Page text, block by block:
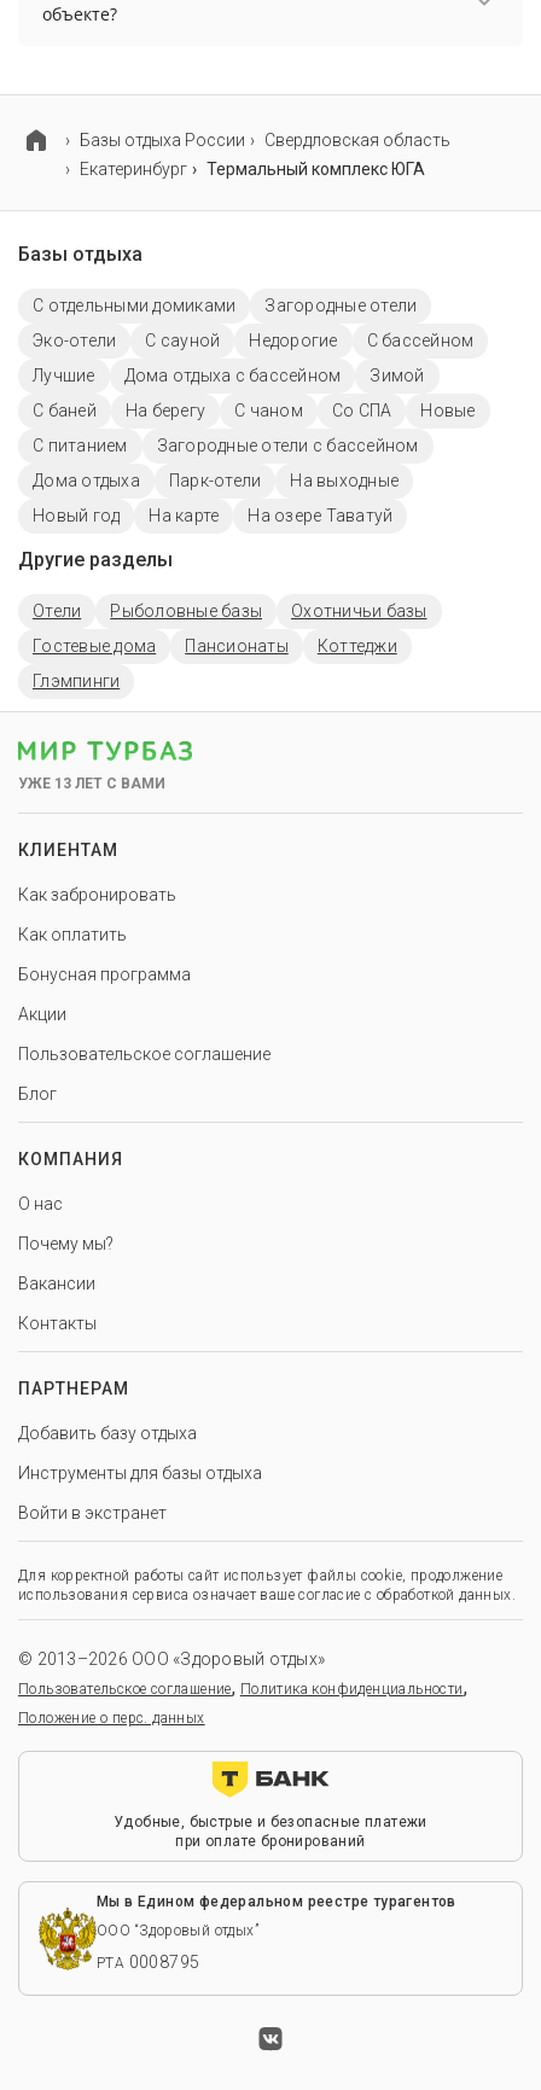
объекте?
Базы отдыха России
Свердловская область
Екатеринбург
Термальный комплекс ЮГА
Базы отдыха
С отдельными домиками
Загородные отели
Эко-отели
С сауной Недорогие
С бассейном
Лучшие
Дома отдыха с бассейном
Зимой
С баней
На берегу С чаном Со СПА
Новые
С питанием
Загородные отели с бассейном
Дома отдыха
Парк-отели
На выходные
Новый год
На карте На озере Таватуй
Другие разделы
Отели Рыболовные базы
Охотничьи базы
Гостевые дома
Пансионаты
Коттеджи
Глэмпинги
УЖЕ 13 ЛЕТ С ВАМИ
КЛИЕНТАМ
Как забронировать
Как оплатить
Бонусная программа
Акции
Пользовательское соглашение
Блог
КОМПАНИЯ
О нас
Почему мы?
Вакансии
Контакты
ПАРТНЕРАМ
Добавить базу отдыха
Инструменты для базы отдыха
Войти в экстранет
Для корректной работы сайт использует файлы cookie, продолжение
использования сервиса означает ваше согласие с обработкой данных.
© 2013–2026 ООО «Здоровый отдых»
Пользовательское соглашение, Политика конфиденциальности,
Положение о перс. данных
Удобные, быстрые и безопасные платежи
при оплате бронирований
Мы в Едином федеральном реестре турагентов
ООО “Здоровый отдых”
РТА 0008795